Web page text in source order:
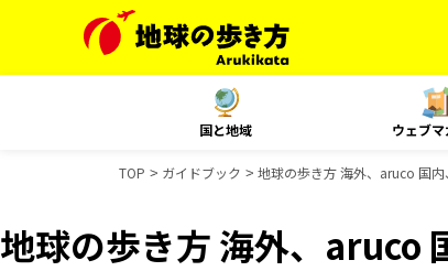
国と地域 ウェブ
TOP ガイドブック 地球の歩き方 海外、aruco 国
地球の歩き方 海外、aruco